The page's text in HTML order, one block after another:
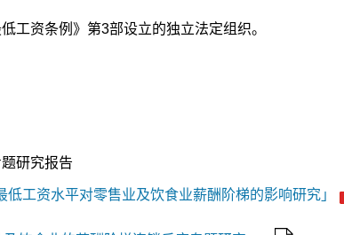
工资条例》第3部设立的独立法定组织。
研究报告
低工资水平对零售业及饮食业薪酬阶梯的影响研究」